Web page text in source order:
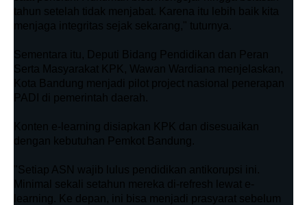
tahun setelah tidak menjabat. Karena itu lebih baik kita
menjaga integritas sejak sekarang," tuturnya.
Sementara itu, Deputi Bidang Pendidikan dan Peran
Serta Masyarakat KPK, Wawan Wardiana menjelaskan,
Kota Bandung menjadi pilot project nasional penerapan
PADI di pemerintah daerah.
Konten e-learning disiapkan KPK dan disesuaikan
dengan kebutuhan Pemkot Bandung.
"Setiap ASN wajib lulus pendidikan antikorupsi ini.
Minimal sekali setahun mereka di-refresh lewat e-
learning. Ke depan, ini bisa menjadi prasyarat sebelum